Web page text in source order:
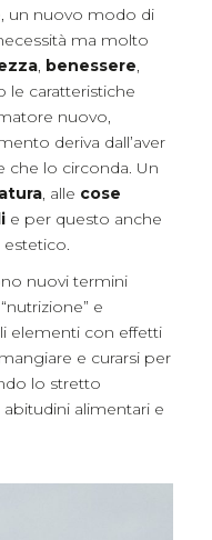
un nuovo modo di
ma molto
, benessere,
le caratteristiche
nuovo,
deriva dall’aver
che lo circonda. Un
, alle cose
e per questo anche
estetico.
nuovi termini
e
elementi con effetti
e curarsi per
lo stretto
alimentari e